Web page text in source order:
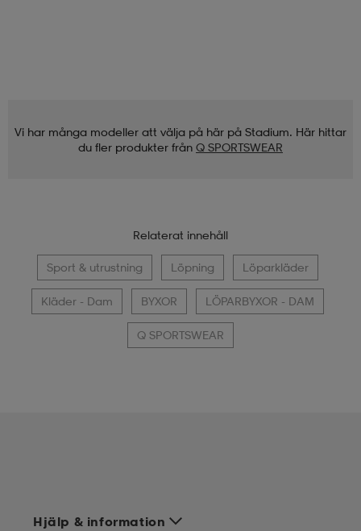
Vi har många modeller att välja på här på Stadium. Här hittar
du fler produkter från Q SPORTSWEAR
Relaterat innehåll
Sport & utrustning Löpning Löparkläder
Kläder - Dam BYXOR LÖPARBYXOR - DAM
Q SPORTSWEAR
Hjälp & information